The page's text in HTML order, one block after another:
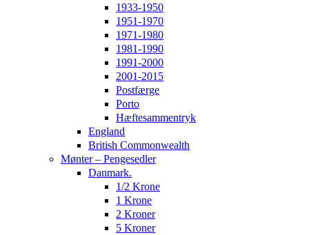
1933-1950
1951-1970
1971-1980
1981-1990
1991-2000
2001-2015
Postfærge
Porto
Hæftesammentryk
England
British Commonwealth
Mønter – Pengesedler
Danmark.
1/2 Krone
1 Krone
2 Kroner
5 Kroner